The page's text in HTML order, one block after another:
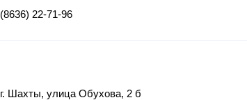
(8636) 22-71-96
г. Шахты, улица Обухова, 2 б